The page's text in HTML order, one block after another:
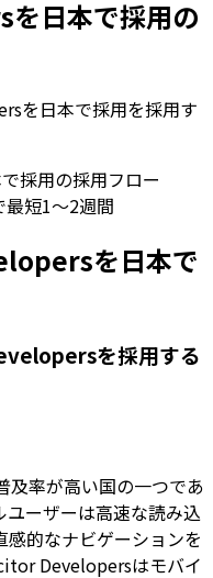
日本で採用の
を日本で採用を採用す
採用の採用フロー
短1〜2週間
を日本で
を採用する
及率が高い国の一つであ
ユーザーは高速な読み込
的なナビゲーションを
Developersはモバイ